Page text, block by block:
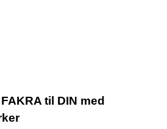
til DIN med